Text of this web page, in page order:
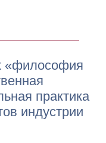
«философия
практика
индустрии